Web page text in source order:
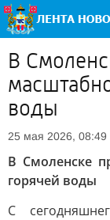
В
воды
25 мая 2026, 08:49
В Смоленске
горячей воды
С